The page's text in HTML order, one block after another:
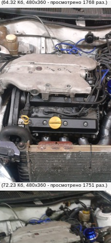
(64.32 Кб, 480x360 - просмотрено 1768 раз.)
(72.23 Кб, 480x360 - просмотрено 1751 раз.)